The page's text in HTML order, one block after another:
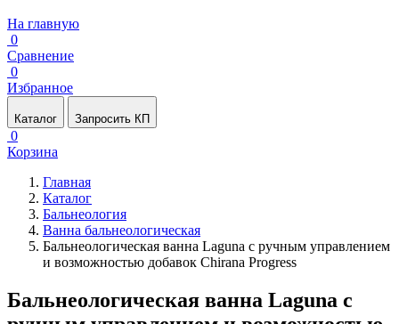
На главную
0
Сравнение
0
Избранное
Каталог Запросить КП
0
Корзина
Главная
Каталог
Бальнеология
Ванна бальнеологическая
Бальнеологическая ванна Laguna с ручным управлением
и возможностью добавок Chirana Progress
Бальнеологическая ванна Laguna с